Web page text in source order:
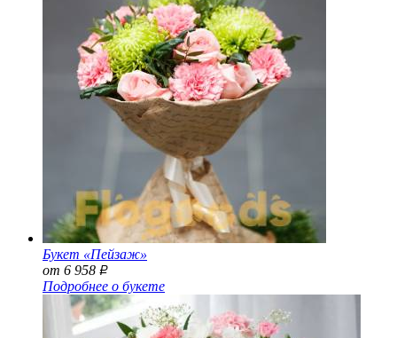
Букет «Пейзаж»
от 6 958 Р
Подробнее о букете